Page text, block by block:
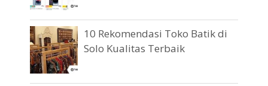
10 Rekomendasi Toko Batik di
Solo Kualitas Terbaik